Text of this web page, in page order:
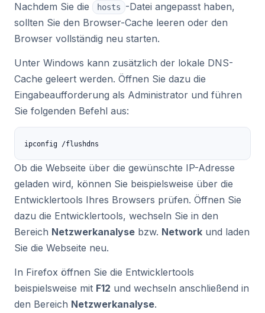
Nachdem Sie die hosts
-Datei angepasst haben,
sollten Sie den Browser-Cache leeren oder den
Browser vollständig neu starten.
Unter Windows kann zusätzlich der lokale DNS-
Cache geleert werden. Öffnen Sie dazu die
Eingabeaufforderung als Administrator und führen
Sie folgenden Befehl aus:
ipconfig /flushdns
Ob die Webseite über die gewünschte IP-Adresse
geladen wird, können Sie beispielsweise über die
Entwicklertools Ihres Browsers prüfen. Öffnen Sie
dazu die Entwicklertools, wechseln Sie in den
Bereich Netzwerkanalyse bzw. Network und laden
Sie die Webseite neu.
In Firefox öffnen Sie die Entwicklertools
beispielsweise mit F12 und wechseln anschließend in
den Bereich Netzwerkanalyse.